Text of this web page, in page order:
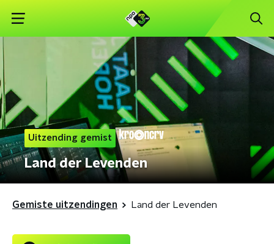
Uitzending gemist
Land der Levenden
Gemiste uitzendingen Land der Levenden